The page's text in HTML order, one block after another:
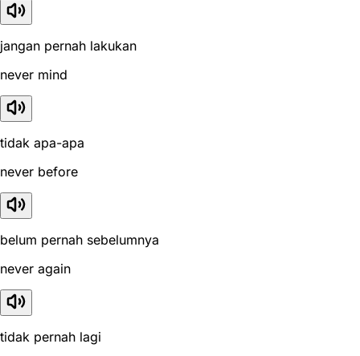
jangan pernah lakukan
never mind
tidak apa-apa
never before
belum pernah sebelumnya
never again
tidak pernah lagi